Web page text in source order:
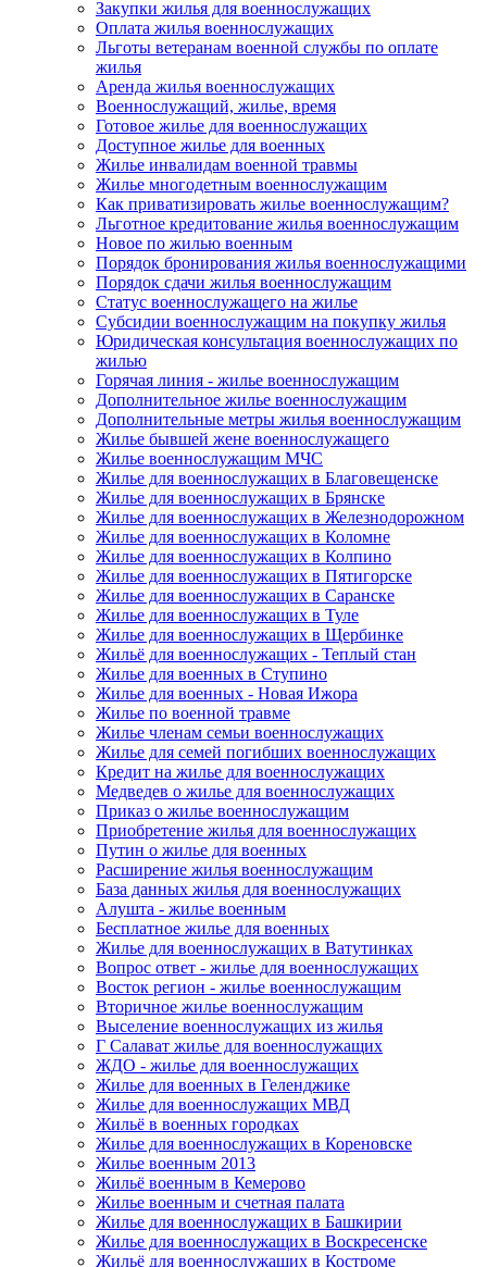
Закупки жилья для военнослужащих
Оплата жилья военнослужащих
Льготы ветеранам военной службы по оплате
жилья
Аренда жилья военнослужащих
Военнослужащий, жилье, время
Готовое жилье для военнослужащих
Доступное жилье для военных
Жилье инвалидам военной травмы
Жилье многодетным военнослужащим
Как приватизировать жилье военнослужащим?
Льготное кредитование жилья военнослужащим
Новое по жилью военным
Порядок бронирования жилья военнослужащими
Порядок сдачи жилья военнослужащим
Статус военнослужащего на жилье
Субсидии военнослужащим на покупку жилья
Юридическая консультация военнослужащих по
жилью
Горячая линия - жилье военнослужащим
Дополнительное жилье военнослужащим
Дополнительные метры жилья военнослужащим
Жилье бывшей жене военнослужащего
Жилье военнослужащим МЧС
Жилье для военнослужащих в Благовещенске
Жилье для военнослужащих в Брянске
Жилье для военнослужащих в Железнодорожном
Жилье для военнослужащих в Коломне
Жилье для военнослужащих в Колпино
Жилье для военнослужащих в Пятигорске
Жилье для военнослужащих в Саранске
Жилье для военнослужащих в Туле
Жилье для военнослужащих в Щербинке
Жильё для военнослужащих - Теплый стан
Жилье для военных в Ступино
Жилье для военных - Новая Ижора
Жилье по военной травме
Жилье членам семьи военнослужащих
Жилье для семей погибших военнослужащих
Кредит на жилье для военнослужащих
Медведев о жилье для военнослужащих
Приказ о жилье военнослужащим
Приобретение жилья для военнослужащих
Путин о жилье для военных
Расширение жилья военнослужащим
База данных жилья для военнослужащих
Алушта - жилье военным
Бесплатное жилье для военных
Жилье для военнослужащих в Ватутинках
Вопрос ответ - жилье для военнослужащих
Восток регион - жилье военнослужащим
Вторичное жилье военнослужащим
Выселение военнослужащих из жилья
Г Салават жилье для военнослужащих
ЖДО - жилье для военнослужащих
Жилье для военных в Геленджике
Жилье для военнослужащих МВД
Жильё в военных городках
Жилье для военнослужащих в Кореновске
Жилье военным 2013
Жильё военным в Кемерово
Жилье военным и счетная палата
Жилье для военнослужащих в Башкирии
Жилье для военнослужащих в Воскресенске
Жильё для военнослужащих в Костроме